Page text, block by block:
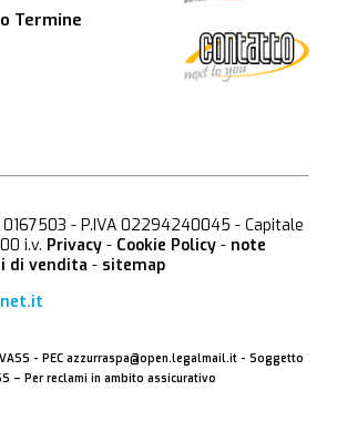
Termine
0167503 - P.IVA 02294240045 - Capitale
i.v. Privacy - Cookie Policy - note
di vendita - sitemap
- PEC azzurraspa@open.legalmail.it - Soggetto
– Per reclami in ambito assicurativo